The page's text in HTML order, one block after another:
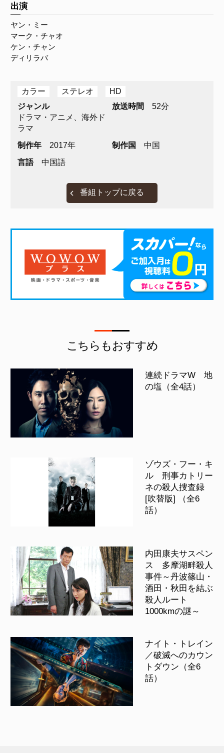
出演
ヤン・ミー
マーク・チャオ
ケン・チャン
ディリラバ
カラー ステレオ
HD
ジャンル
ドラマ・アニメ、海外ド
ラマ
放送時間 52分
制作年 2017年 制作国
中国
言語
中国語
番組トップに戻る
こちらもおすすめ
連続ドラマW 地
の塩（全4話）
ゾウズ・フー・キ
ル 刑事カトリー
ネの殺人捜査録
[吹替版] （全6
話）
内田康夫サスペン
ス 多摩湖畔殺人
事件～丹波篠山・
酒田・秋田を結ぶ
殺人ルート
1000kmの謎～
ナイト・トレイン
／破滅へのカウン
トダウン（全6
話）